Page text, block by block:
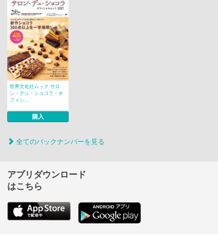
世界文化社ムック サロ
ン・デュ・ショコラ・オ
フィシ...
購入
全てのバックナンバーを見る
アプリダウンロード
はこちら